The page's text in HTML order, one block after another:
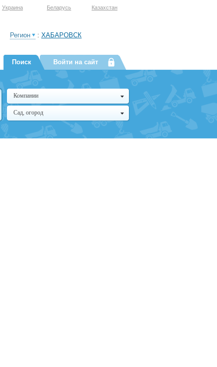
Украина Беларусь Казахстан
Регион : ХАБАРОВСК
Поиск Войти на сайт
Компании
Сад, огород